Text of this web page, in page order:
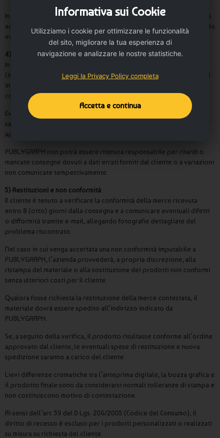
In presenza di pacchi danneggiati o anomalie visibili, il cliente dovrà
accettare la consegna firmando con riserva specifica e documentando
eventuali danni tramite fotografie.
4) Mancata consegna e giacenze
In caso di mancata consegna per cause imputabili al destinatario
(indirizzo errato, destinatario assente, mancato ritiro o informazioni
incomplete), il corriere potrà effettuare ulteriori tentativi di
consegna secondo le proprie condizioni operative.
Eventuali costi di giacenza, riconsegna o restituzione della merce
saranno a carico del cliente e verranno calcolati secondo le tariffe
applicate dal corriere incaricato.
PUBLYGRAPH non potrà essere ritenuta responsabile per ritardi o
mancate consegne dovuti a dati errati forniti dal cliente o a variazioni
non comunicate tempestivamente.
5) Restituzioni e non conformità
Il cliente è tenuto a verificare la conformità della merce ricevuta
entro 8 (otto) giorni dalla consegna e a comunicare eventuali difetti
o difformità tramite e-mail, allegando fotografie dettagliate del
problema riscontrato.
Nel caso in cui venga accertata una non conformità imputabile a
PUBLYGRAPH, l’azienda provvederà, a propria discrezione, alla
ristampa del materiale o alla sostituzione dei prodotti non conformi
senza ulteriori costi per il cliente.
Qualora fosse richiesta la restituzione della merce contestata, il
materiale dovrà essere spedito all’indirizzo indicato da
PUBLYGRAPH.
Se, a seguito della verifica, il prodotto risultasse conforme all’ordine
approvato dal cliente, le eventuali spese di restituzione e nuova
spedizione saranno a carico del cliente.
Lievi differenze cromatiche tra l’anteprima digitale, la bozza grafica e
il prodotto finale sono da considerarsi normali tolleranze di stampa e
non costituiscono motivo di contestazione.
Ai sensi dell’art. 59 del D.Lgs. 206/2005 (Codice del Consumo), il
diritto di recesso è escluso per i prodotti personalizzati o realizzati
su misura su richiesta del cliente.
Informativa sui Cookie
Utilizziamo i cookie per ottimizzare le funzionalità
del sito, migliorare la tua esperienza di
navigazione e analizzare le nostre statistiche.
Leggi la Privacy Policy completa
Accetta e continua